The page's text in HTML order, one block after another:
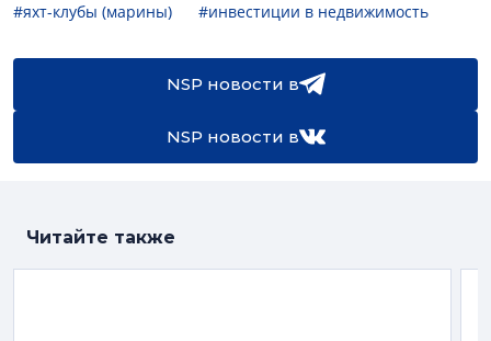
#яхт-клубы (марины) #инвестиции в недвижимость
NSP новости в
NSP новости в
Читайте также